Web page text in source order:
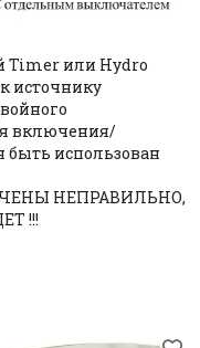
Timer или Hydro
источнику
включения/
использован
НЕПРАВИЛЬНО,
!!!